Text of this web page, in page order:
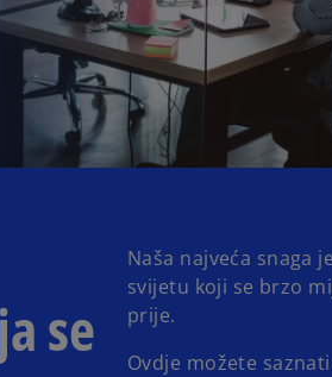
se
Naša najveća snaga
svijetu koji se brzo
prije.
Ovdje možete